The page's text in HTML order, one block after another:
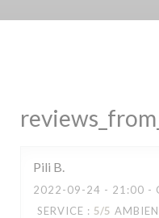
Pili B
2022-09-24 - 21:00 -
SERVICE : 5/5